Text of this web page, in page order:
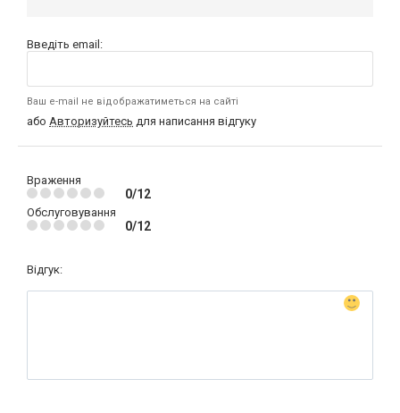
Введіть email:
Ваш e-mail не відображатиметься на сайті
або Авторизуйтесь для написання відгуку
Враження
0/12
Обслуговування
0/12
Відгук: